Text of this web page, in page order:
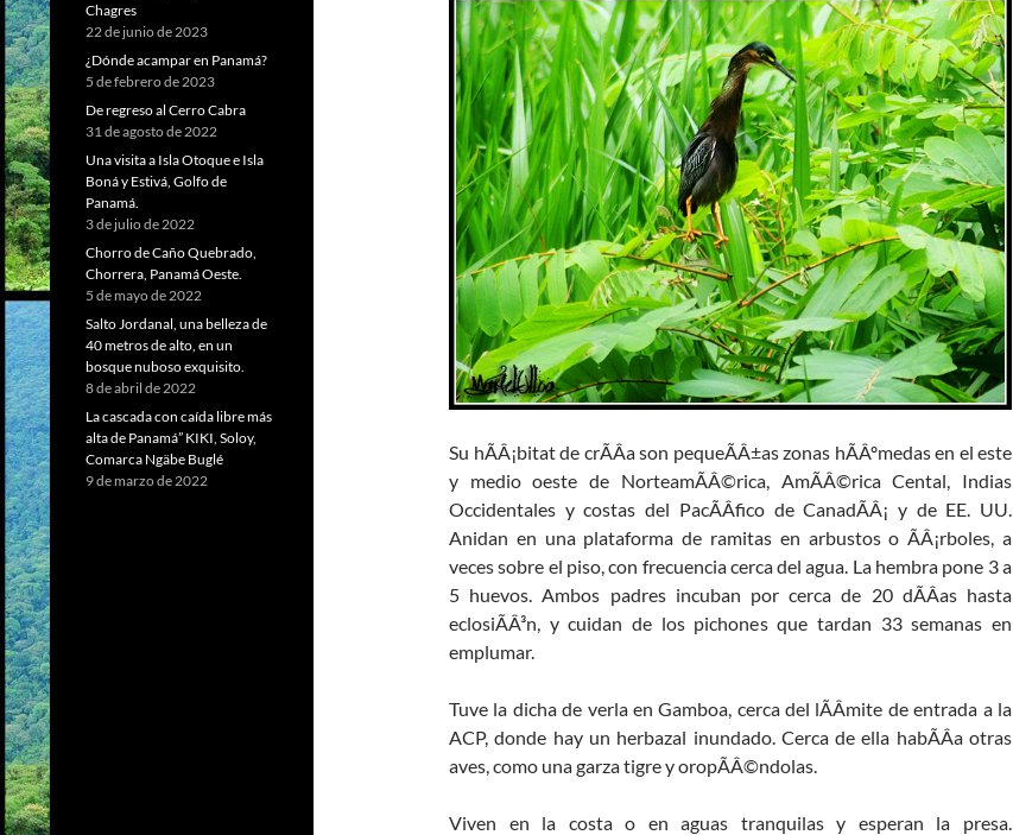
Su hÃÂ¡bitat de crÃÂ­a son pequeÃÂ±as zonas hÃÂºmedas en el este
y medio oeste de NorteamÃÂ©rica, AmÃÂ©rica Cental, Indias
Occidentales y costas del PacÃÂ­fico de CanadÃÂ¡ y de EE. UU.
Anidan en una plataforma de ramitas en arbustos o ÃÂ¡rboles, a
veces sobre el piso, con frecuencia cerca del agua. La hembra pone 3 a
5 huevos. Ambos padres incuban por cerca de 20 dÃÂ­as hasta
eclosiÃÂ³n, y cuidan de los pichones que tardan 33 semanas en
emplumar.
Tuve la dicha de verla en Gamboa, cerca del lÃÂ­mite de entrada a la
ACP, donde hay un herbazal inundado. Cerca de ella habÃÂ­a otras
aves, como una garza tigre y oropÃÂ©ndolas.
Viven en la costa o en aguas tranquilas y esperan la presa.
Chagres
22 de junio de 2023
¿Dónde acampar en Panamá?
5 de febrero de 2023
De regreso al Cerro Cabra
31 de agosto de 2022
Una visita a Isla Otoque e Isla
Boná y Estivá, Golfo de
Panamá.
3 de julio de 2022
Chorro de Caño Quebrado,
Chorrera, Panamá Oeste.
5 de mayo de 2022
Salto Jordanal, una belleza de
40 metros de alto, en un
bosque nuboso exquisito.
8 de abril de 2022
La cascada con caída libre más
alta de Panamá” KIKI, Soloy,
Comarca Ngäbe Buglé
9 de marzo de 2022